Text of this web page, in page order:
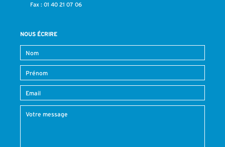
Fax : 01 40 21 07 06
NOUS ÉCRIRE